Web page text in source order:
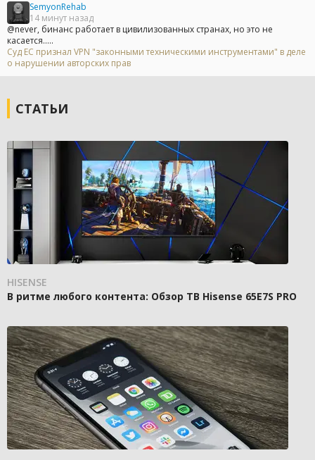
SemyonRehab
14 минут назад
@never, бинанс работает в цивилизованных странах, но это не
касается.....
Суд ЕС признал VPN "законными техническими инструментами" в деле
о нарушении авторских прав
СТАТЬИ
HISENSE
В ритме любого контента: Обзор ТВ Hisense 65E7S PRO